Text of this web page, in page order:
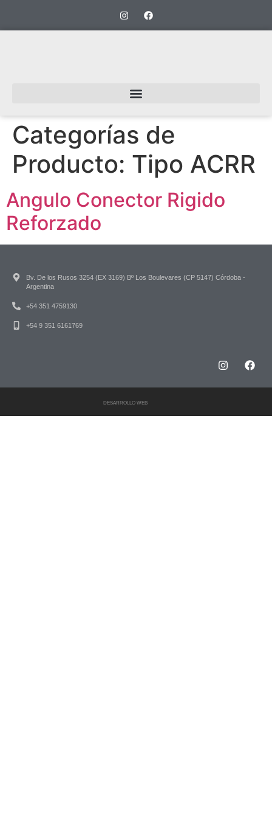
Categorías de
Producto: Tipo ACRR
Angulo Conector Rigido
Reforzado
Bv. De los Rusos 3254 (EX 3169) Bº Los Boulevares (CP 5147) Córdoba -
Argentina
+54 351 4759130
+54 9 351 6161769
DESARROLLO WEB